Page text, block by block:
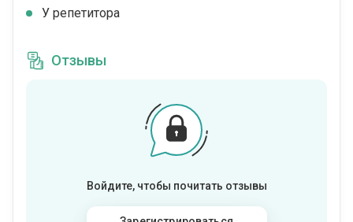
У репетитора
Отзывы
Войдите, чтобы почитать отзывы